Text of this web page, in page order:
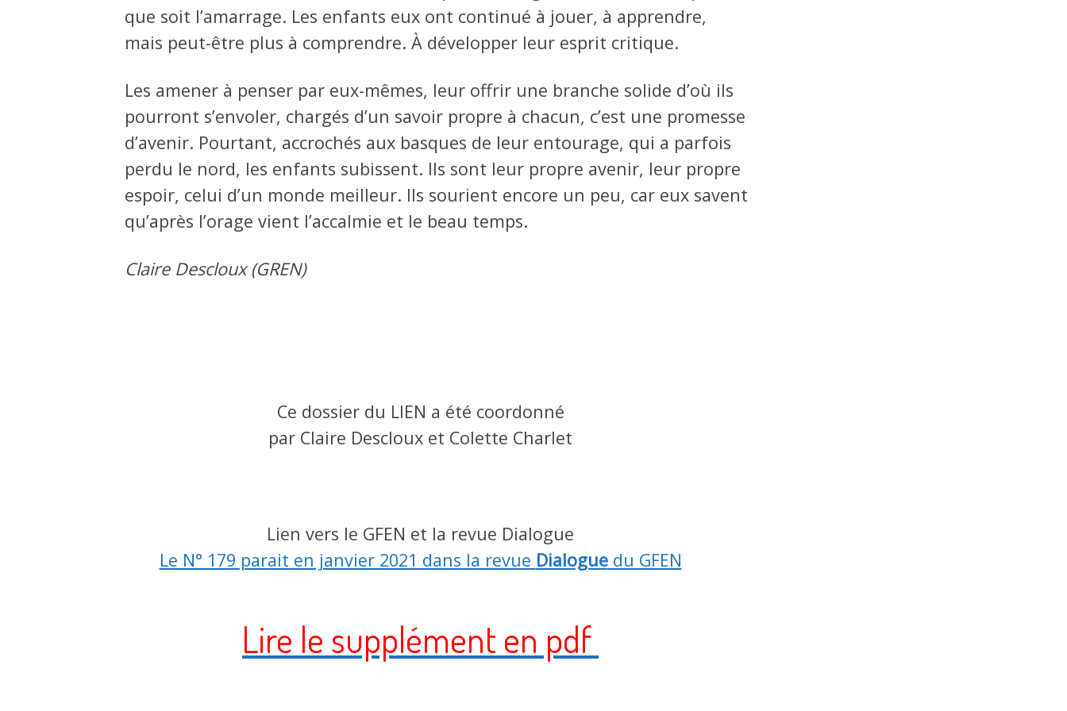
que soit l’amarrage. Les enfants eux ont continué à jouer, à apprendre,
mais peut-être plus à comprendre. À développer leur esprit critique.
Les amener à penser par eux-mêmes, leur offrir une branche solide d’où ils
pourront s’envoler, chargés d’un savoir propre à chacun, c’est une promesse
d’avenir. Pourtant, accrochés aux basques de leur entourage, qui a parfois
perdu le nord, les enfants subissent. Ils sont leur propre avenir, leur propre
espoir, celui d’un monde meilleur. Ils sourient encore un peu, car eux savent
qu’après l’orage vient l’accalmie et le beau temps.
Claire Descloux (GREN)
Ce dossier du LIEN a été coordonné
par Claire Descloux et Colette Charlet
Lien vers le GFEN et la revue Dialogue
Le N° 179 parait en janvier 2021 dans la revue Dialoguedu GFEN
Lire le supplément en pdf